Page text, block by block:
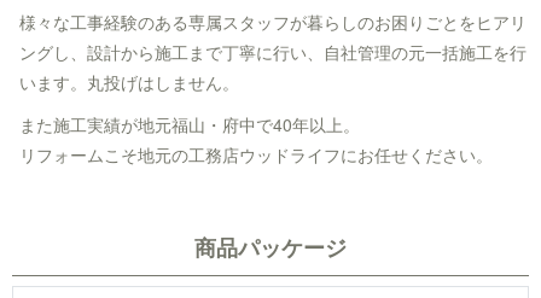
様々な工事経験のある専属スタッフが暮らしのお困りごとをヒアリ
ングし、設計から施工まで丁寧に行い、自社管理の元一括施工を行
います。丸投げはしません。
また施工実績が地元福山・府中で40年以上。
リフォームこそ地元の工務店ウッドライフにお任せください。
商品パッケージ